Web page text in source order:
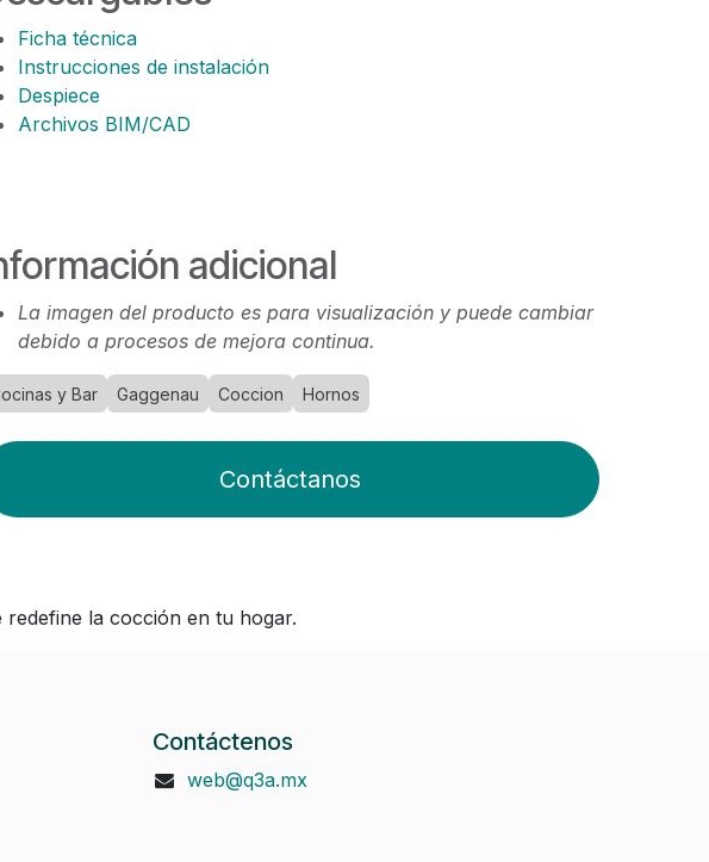
Ficha técnica
Instrucciones de instalación
Despiece
Archivos BIM/CAD
adicional
La imagen del producto es para visualización y puede cambiar
debido a procesos de mejora continua.
y Bar Gaggenau Coccion Hornos
Contáctanos
la cocción en tu hogar.
Contáctenos
web@q3a.mx